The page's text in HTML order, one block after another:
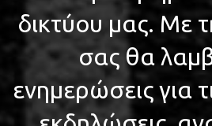
δικτύου μας. Με
σας θα
ενημερώσεις για